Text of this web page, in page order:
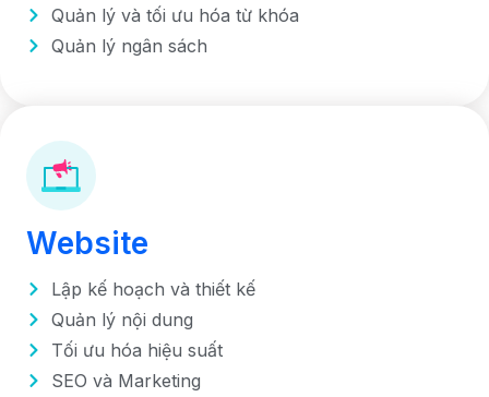
Quản lý và tối ưu hóa từ khóa
Quản lý ngân sách
Website
Lập kế hoạch và thiết kế
Quản lý nội dung
Tối ưu hóa hiệu suất
SEO và Marketing